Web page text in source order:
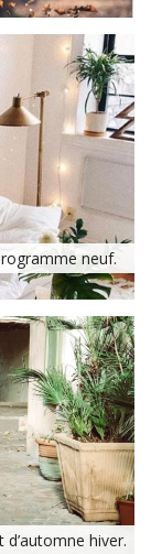
neuf.
hiver.